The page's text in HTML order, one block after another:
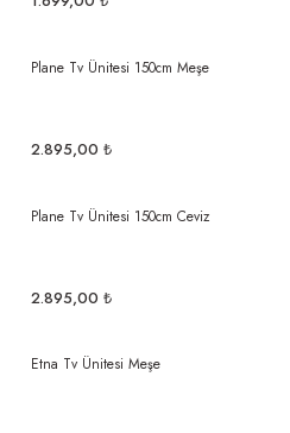
Plane Tv Ünitesi 150cm Meşe
2.895,00 ₺
Plane Tv Ünitesi 150cm Ceviz
2.895,00 ₺
Etna Tv Ünitesi Meşe